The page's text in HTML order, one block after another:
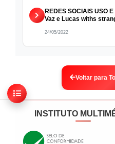
REDES SOCIAIS USO
Vaz e Lucas withs
24/05/2022
Voltar para
INSTITUTO